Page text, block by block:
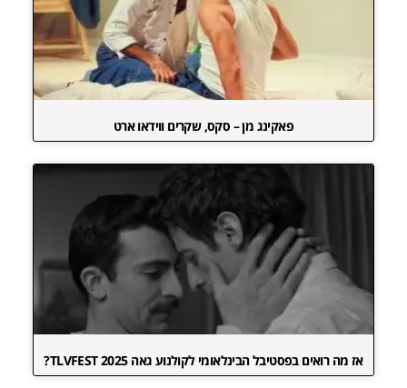
פאקינג מן – סקס, שקרים ווידאו ארט
אז מה רואים בפסטיבל הבינלאומי לקולנוע גאה TLVFEST 2025?